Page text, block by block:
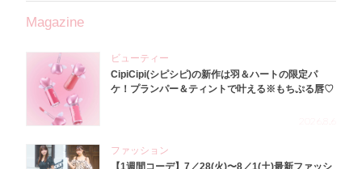
Magazine
ビューティー
CipiCipi(シピシピ)の新作は羽＆ハートの限定パ
ケ！プランパー＆ティントで叶える※もちぷる唇♡
ファッション